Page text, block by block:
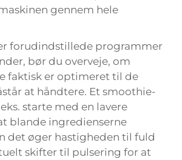
gennem hele
forudindstillede programmer
bør du overveje, om
faktisk er optimeret til de
at håndtere. Et smoothie-
starte med en lavere
blande ingredienserne
det øger hastigheden til fuld
skifter til pulsering for at